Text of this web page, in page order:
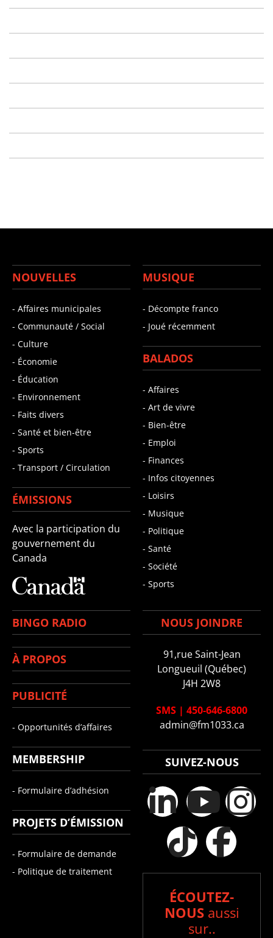
NOUVELLES
- Affaires municipales
- Communauté / Social
- Culture
- Économie
- Éducation
- Environnement
- Faits divers
- Santé et bien-être
- Sports
- Transport / Circulation
ÉMISSIONS
Avec la participation du
gouvernement du
Canada
MUSIQUE
- Décompte franco
- Joué récemment
BALADOS
- Affaires
- Art de vivre
- Bien-être
- Emploi
- Finances
- Infos citoyennes
- Loisirs
- Musique
- Politique
- Santé
- Société
- Sports
BINGO RADIO
À PROPOS
PUBLICITÉ
- Opportunités d’affaires
MEMBERSHIP
- Formulaire d’adhésion
PROJETS D’ÉMISSION
- Formulaire de demande
- Politique de traitement
NOUS JOINDRE
91,rue Saint-Jean
Longueuil (Québec)
J4H 2W8
SMS | 450-646-6800
admin@fm1033.ca
SUIVEZ-NOUS
ÉCOUTEZ-
NOUS aussi
sur..